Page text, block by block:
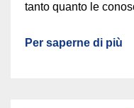
tanto quanto le
Per saperne di più